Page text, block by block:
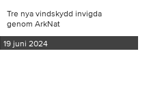
Tre nya vindskydd invigda
genom ArkNat
19 juni 2024